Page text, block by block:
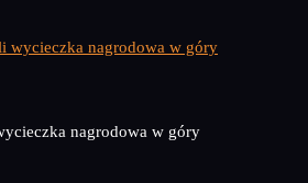
nagrodowa w góry